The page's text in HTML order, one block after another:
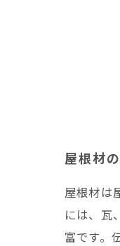
屋根材
屋根材は
には、瓦
富です。